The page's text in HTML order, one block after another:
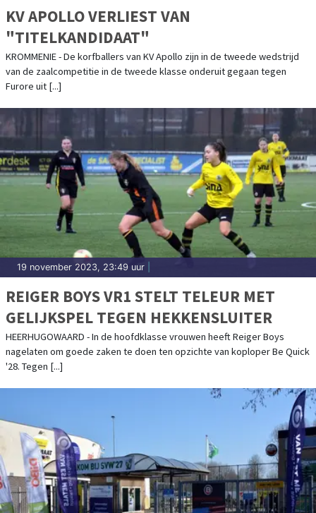
KV APOLLO VERLIEST VAN
"TITELKANDIDAAT"
KROMMENIE - De korfballers van KV Apollo zijn in de tweede wedstrijd
van de zaalcompetitie in de tweede klasse onderuit gegaan tegen
Furore uit [...]
19 november 2023, 23:49 uur
REIGER BOYS VR1 STELT TELEUR MET
GELIJKSPEL TEGEN HEKKENSLUITER
HEERHUGOWAARD - In de hoofdklasse vrouwen heeft Reiger Boys
nagelaten om goede zaken te doen ten opzichte van koploper Be Quick
'28. Tegen [...]